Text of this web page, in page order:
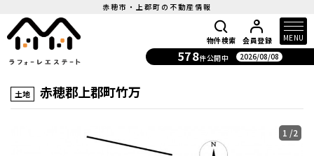
赤穂市・上郡町の不動産情報
MENU
物件検索 会員登録
578件公開中 2026/08/08
土地 赤穂郡上郡町竹万
1 /2